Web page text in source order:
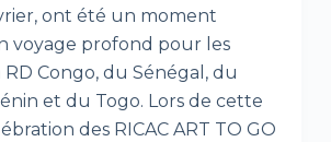
ont été un moment
voyage profond pour les
Congo, du Sénégal, du
et du Togo. Lors de cette
des RICAC ART TO GO